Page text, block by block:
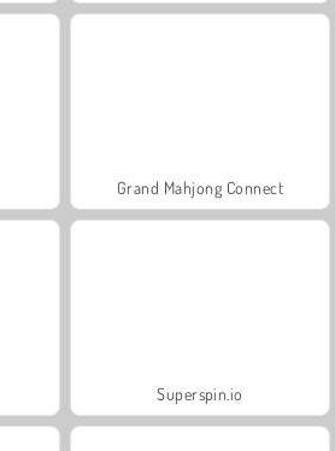
Grand Mahjong Connect
Superspin.io